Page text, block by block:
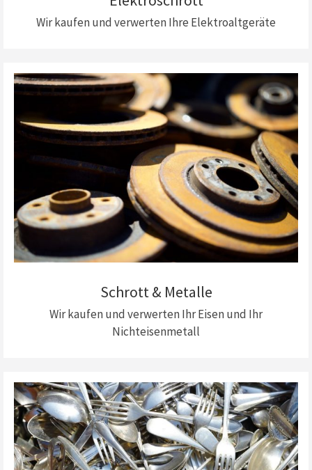
Wir kaufen und verwerten Ihre Elektroaltgeräte
Schrott & Metalle
Wir kaufen und verwerten Ihr Eisen und Ihr
Nichteisenmetall